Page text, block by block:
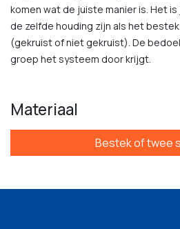
komen wat de juiste manier is. Het
de zelfde houding zijn als het
(gekruist of niet gekruist). De
groep het systeem door krijgt.
Materiaal
Bestek of twee